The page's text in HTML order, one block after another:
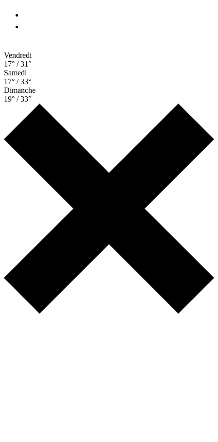
Vendredi
17° / 31°
Samedi
17° / 33°
Dimanche
19° / 33°